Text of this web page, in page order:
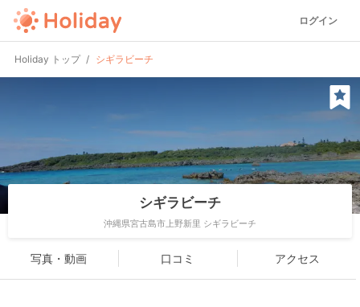
ログイン
Holiday トップ シギラビーチ
シギラビーチ
沖縄県宮古島市上野新里 シギラビーチ
写真・動画 口コミ アクセス